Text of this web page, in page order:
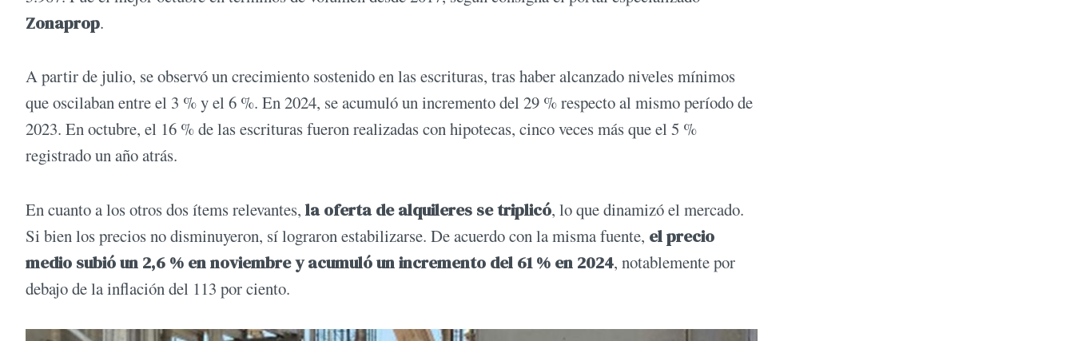
Zonaprop.
A partir de julio, se observó un crecimiento sostenido en las escrituras, tras haber alcanzado niveles mínimos
que oscilaban entre el 3 % y el 6 %. En 2024, se acumuló un incremento del 29 % respecto al mismo período de
2023. En octubre, el 16 % de las escrituras fueron realizadas con hipotecas, cinco veces más que el 5 %
registrado un año atrás.
En cuanto a los otros dos ítems relevantes, la oferta de alquileres se triplicó, lo que dinamizó el mercado.
Si bien los precios no disminuyeron, sí lograron estabilizarse. De acuerdo con la misma fuente, el precio
medio subió un 2,6 % en noviembre y acumuló un incremento del 61 % en 2024, notablemente por
debajo de la inflación del 113 por ciento.